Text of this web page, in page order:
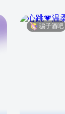
骗子酒吧